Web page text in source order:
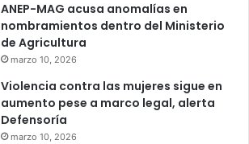
ANEP-MAG acusa anomalías en
nombramientos dentro del Ministerio
de Agricultura
marzo 10, 2026
Violencia contra las mujeres sigue en
aumento pese a marco legal, alerta
Defensoría
marzo 10, 2026